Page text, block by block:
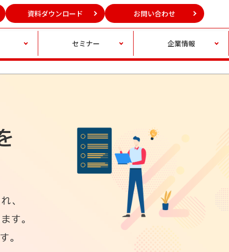
資料ダウンロード お問い合わせ
セミナー 企業情報
、
す。
。